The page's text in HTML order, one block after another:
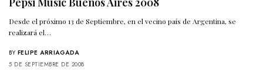
Desde el próximo 13 de Septiembre, en el vecino país de Argentina, se
realizará el…
BY FELIPE ARRIAGADA
5 DE SEPTIEMBRE DE 2008